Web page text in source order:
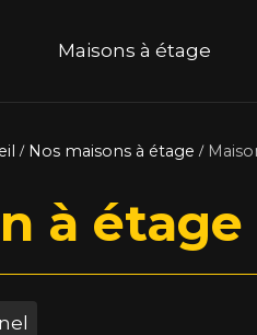
Menu
Maisons à étage
/ Nos maisons à étage /
à